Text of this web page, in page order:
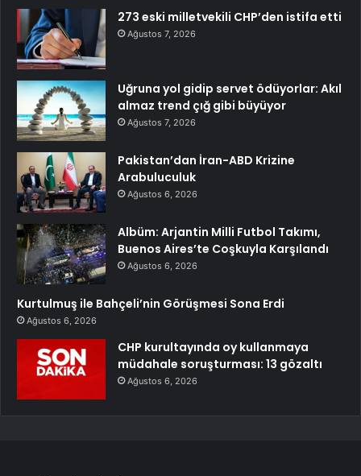
273 eski milletvekili CHP’den istifa etti
Ağustos 7, 2026
Uğruna yol gidip servet ödüyorlar: Akıl
almaz trend çığ gibi büyüyor
Ağustos 7, 2026
Pakistan’dan İran-ABD Krizine
Arabuluculuk
Ağustos 6, 2026
Albüm: Arjantin Milli Futbol Takımı,
Buenos Aires’te Coşkuyla Karşılandı
Ağustos 6, 2026
Kurtulmuş ile Bahçeli’nin Görüşmesi Sona Erdi
Ağustos 6, 2026
CHP kurultayında oy kullanmaya
müdahale soruşturması: 13 gözaltı
Ağustos 6, 2026